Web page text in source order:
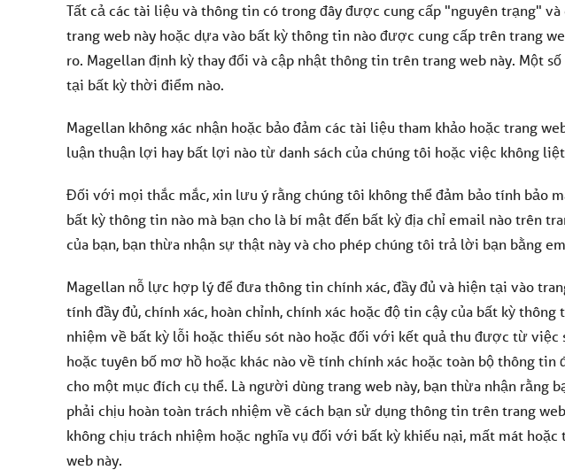
Tất cả các tài liệu và thông tin có trong đây được cung cấp "nguyên trạng"
trang web này hoặc dựa vào bất kỳ thông tin nào được cung cấp trên trang
ro. Magellan định kỳ thay đổi và cập nhật thông tin trên trang web này. Một
tại bất kỳ thời điểm nào.
Magellan không xác nhận hoặc bảo đảm các tài liệu tham khảo hoặc trang
luận thuận lợi hay bất lợi nào từ danh sách của chúng tôi hoặc việc không
Đối với mọi thắc mắc, xin lưu ý rằng chúng tôi không thể đảm bảo tính bảo
bất kỳ thông tin nào mà bạn cho là bí mật đến bất kỳ địa chỉ email nào trên
của bạn, bạn thừa nhận sự thật này và cho phép chúng tôi trả lời bạn bằng
Magellan nỗ lực hợp lý để đưa thông tin chính xác, đầy đủ và hiện tại vào
tính đầy đủ, chính xác, hoàn chỉnh, chính xác hoặc độ tin cậy của bất kỳ
nhiệm về bất kỳ lỗi hoặc thiếu sót nào hoặc đối với kết quả thu được từ việc
hoặc tuyên bố mơ hồ hoặc khác nào về tính chính xác hoặc toàn bộ thông
cho một mục đích cụ thể. Là người dùng trang web này, bạn thừa nhận rằng
phải chịu hoàn toàn trách nhiệm về cách bạn sử dụng thông tin trên trang
không chịu trách nhiệm hoặc nghĩa vụ đối với bất kỳ khiếu nại, mất mát
web này.